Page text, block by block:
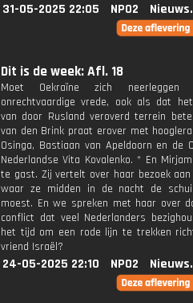
31-05-2025 22:05 NPO2
Dit is de week: Afl. 18
Moet Oekraïne zich
onrechtvaardige vrede, ook als dat
van door Rusland veroverd terrein
van den Brink praat erover met
Osinga, Bastiaan van Apeldoorn en de
Nederlandse Vita Kovalenko. * En
te gast. Zij vertelt over haar bezoek aan
waar ze midden in de nacht de
moest. En we spreken met haar over
conflict dat veel Nederlanders
het tijd om een rode lijn te trekken
vriend Israël?
24-05-2025 22:10 NPO2